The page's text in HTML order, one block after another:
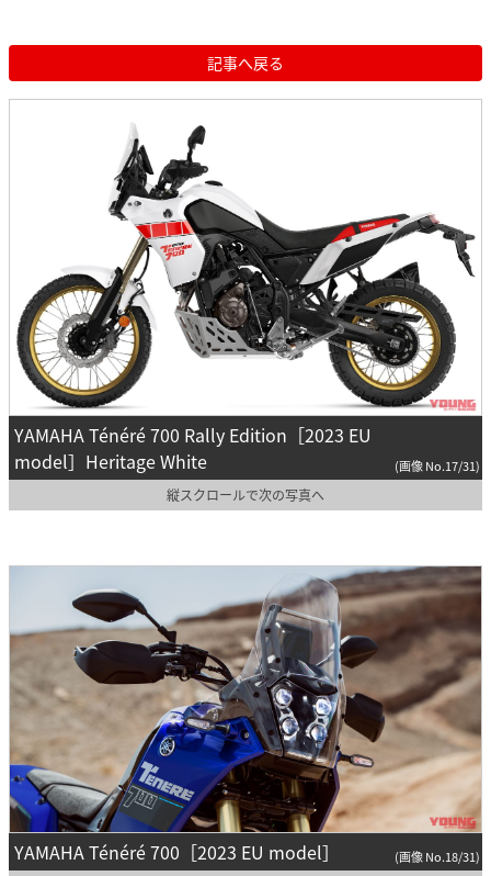
記事へ戻る
YAMAHA Ténéré 700 Rally Edition［2023 EU
model］Heritage White
(画像 No.17/31)
縦スクロールで次の写真へ
YAMAHA Ténéré 700［2023 EU model］ (画像 No.18/31)